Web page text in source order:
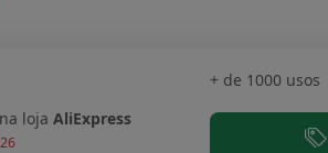
na loja AliExpress
+ de 1000 usos